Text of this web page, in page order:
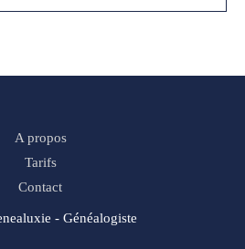
A propos
Tarifs
Contact
- Généalogiste